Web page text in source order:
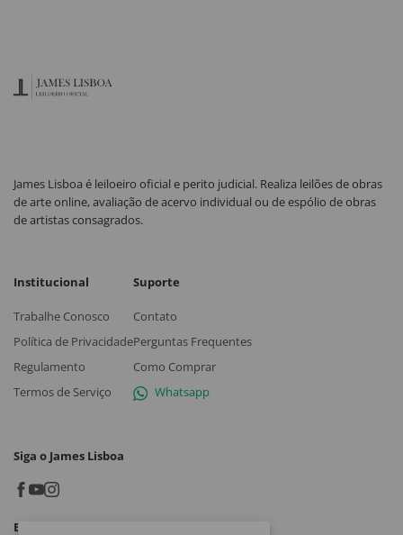
James Lisboa é leiloeiro oficial e perito judicial. Realiza leilões de obras
de arte online, avaliação de acervo individual ou de espólio de obras
de artistas consagrados.
Institucional
Trabalhe Conosco
Política de Privacidade
Regulamento
Termos de Serviço
Suporte
Contato
Perguntas Frequentes
Como Comprar
Whatsapp
Siga o James Lisboa
Baixe o App